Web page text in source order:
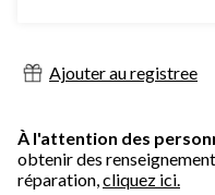
Ajouter au registree
À l'attention des
obtenir des
réparation,cliquez ici.